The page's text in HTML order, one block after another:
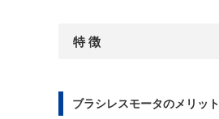
特 徴
ブラシレスモータのメリット